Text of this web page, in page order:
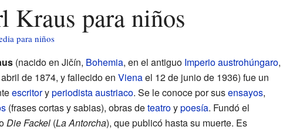
Kraus para niños
para niños
(nacido en Jičín, Bohemia, en el antiguo Imperio austrohúngaro,
de 1874, y fallecido en Vienael 12 de junio de 1936) fue un
escritoryperiodistaaustriaco. Se le conoce por susensayos,
(frases cortas y sabias), obras deteatroypoesía. Fundó el
Die Fackel(La Antorcha), que publicó hasta su muerte. Es